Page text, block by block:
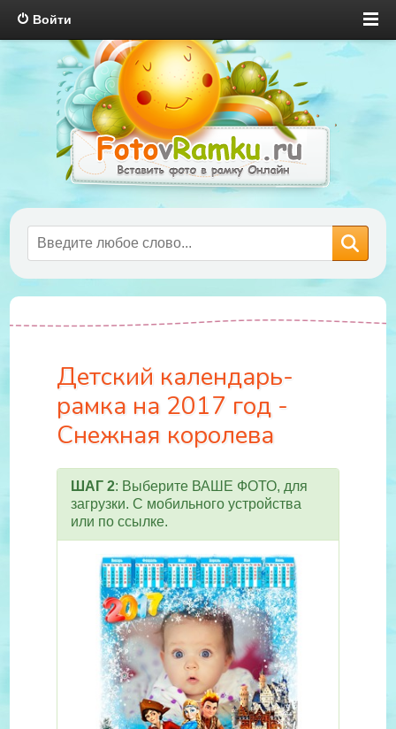
Войти
Детский календарь-
рамка на 2017 год -
Снежная королева
ШАГ 2: Выберите ВАШЕ ФОТО, для
загрузки. С мобильного устройства
или по ссылке.